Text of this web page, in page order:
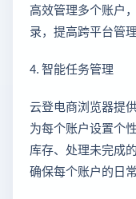
高效管理多个账户
录，提高跨平台管
4. 智能任务管理
云登电商浏览器提
为每个账户设置个
库存、处理未完成
确保每个账户的日